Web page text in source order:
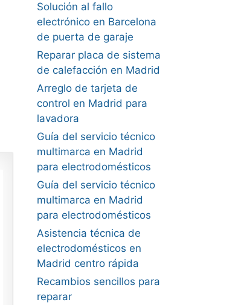
Solución al fallo
electrónico en Barcelona
de puerta de garaje
Reparar placa de sistema
de calefacción en Madrid
Arreglo de tarjeta de
control en Madrid para
lavadora
Guía del servicio técnico
multimarca en Madrid
para electrodomésticos
Guía del servicio técnico
multimarca en Madrid
para electrodomésticos
Asistencia técnica de
electrodomésticos en
Madrid centro rápida
Recambios sencillos para
reparar